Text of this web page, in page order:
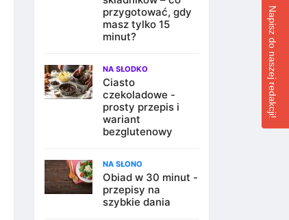
przygotować, gdy
masz tylko 15
minut?
NA SŁODKO
Ciasto
czekoladowe -
prosty przepis i
wariant
bezglutenowy
NA SŁONO
Obiad w 30 minut -
przepisy na
szybkie dania
Napisz do naszej redakcji!